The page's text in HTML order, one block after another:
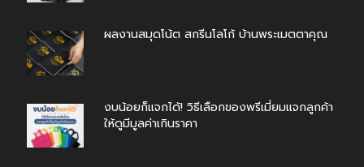
ผลงานสมุดโน้ต สกรีนโลโก้ บ้านพระเมตตาคุณ
งบน้อยก็แจกได้! วิธีเลือกของพรีเมี่ยมแจกลูกค้า
ให้ดูมีมูลค่าเกินราคา